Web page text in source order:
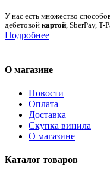
У нас есть множество
дебетовой картой, SberPay, T-
Подробнее
О магазине
Новости
Оплата
Доставка
Скупка винила
О магазине
Каталог товаров